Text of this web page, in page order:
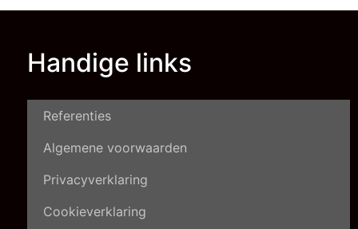
Handige links
Referenties
Algemene voorwaarden
Privacyverklaring
Cookieverklaring